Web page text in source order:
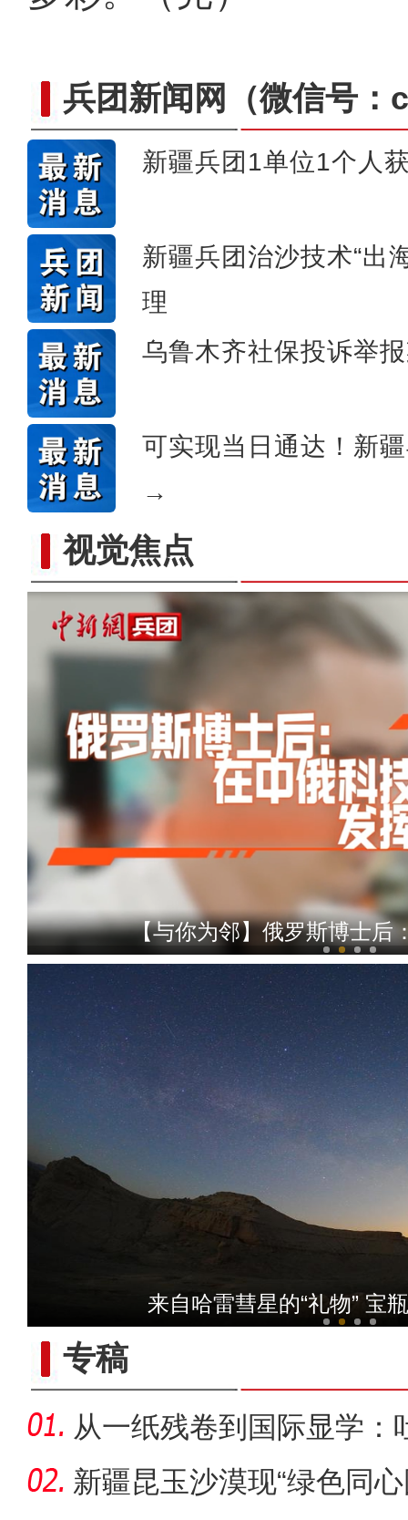
兵团新闻网 （微信号
新疆兵团1单位1个人
新疆兵团治沙技术“出
理
乌鲁木齐社保投诉举
可实现当日通达！新
→
视觉焦点以“阅读+文旅+非遗+农技”
【与你为邻】俄罗斯博士后
【与你为邻】新疆水
来自哈雷彗星的“礼物” 宝
专稿
从一纸残卷到国际显学：
出“冷门”
新疆昆玉沙漠现“绿色同